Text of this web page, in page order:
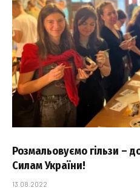
Розмальовуємо гільзи –
Силам України!
13.08.2022